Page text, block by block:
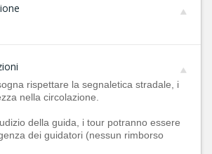
rispettare la segnaletica stradale, i
nella circolazione.
della guida, i tour potranno essere
dei guidatori (nessun rimborso